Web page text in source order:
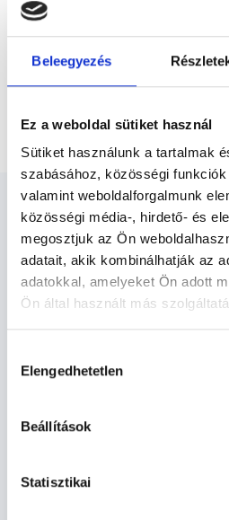
Beleegyezés
Ez a weboldal sütiket használ
Sütiket használunk a tartalmak
szabásához, közösségi
valamint weboldalforgalmunk
közösségi média-, hirdető- és
megosztjuk az Ön
adatait, akik kombinálhatják az
adatokkal, amelyeket Ön adott
Ön által használt más
szabályzat:https://
kiválasztása
Elengedhetetlen
Beállítások
Statisztikai
felelősségét kizárja esetleges
és szakorvosjelölt esetén.
Főoldal Bőrgyógyász
Keloid / alopecia szteroidos
Bőrgyógyász -
KAPCSOLÓDÓ
Szolgáltatások